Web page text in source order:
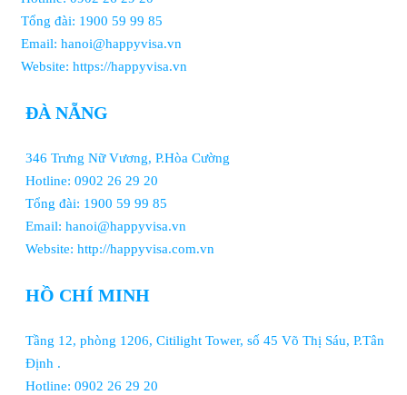
Tổng đài: 1900 59 99 85
Email: hanoi@happyvisa.vn
Website: https://happyvisa.vn
ĐÀ NẴNG
346 Trưng Nữ Vương, P.Hòa Cường
Hotline: 0902 26 29 20
Tổng đài: 1900 59 99 85
Email: hanoi@happyvisa.vn
Website: http://happyvisa.com.vn
HỒ CHÍ MINH
Tầng 12, phòng 1206, Citilight Tower, số 45 Võ Thị Sáu, P.Tân
Định .
Hotline: 0902 26 29 20